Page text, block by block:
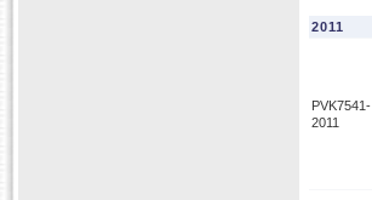
2011
PVK7541-
2011